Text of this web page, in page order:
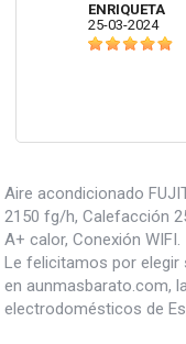
ENRIQUETA
25-03-2024
Aire acondicionado
2150 fg/h, Calefacción
A+ calor, Conexión WIFI.
Le felicitamos por elegir
en aunmasbarato.com,
electrodomésticos de